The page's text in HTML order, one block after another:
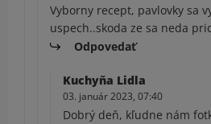
Vyborny recept, pavlovky sa
uspech..skoda ze sa neda
Odpovedať
Kuchyňa Lidla
03. január 2023, 07:40
Dobrý deň, kľudne nám